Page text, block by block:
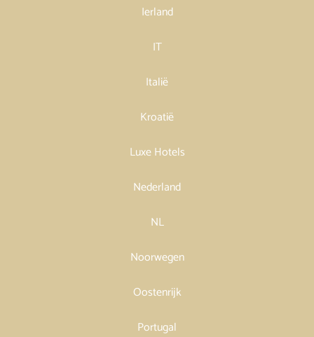
Ierland
IT
Italië
Kroatië
Luxe Hotels
Nederland
NL
Noorwegen
Oostenrijk
Portugal